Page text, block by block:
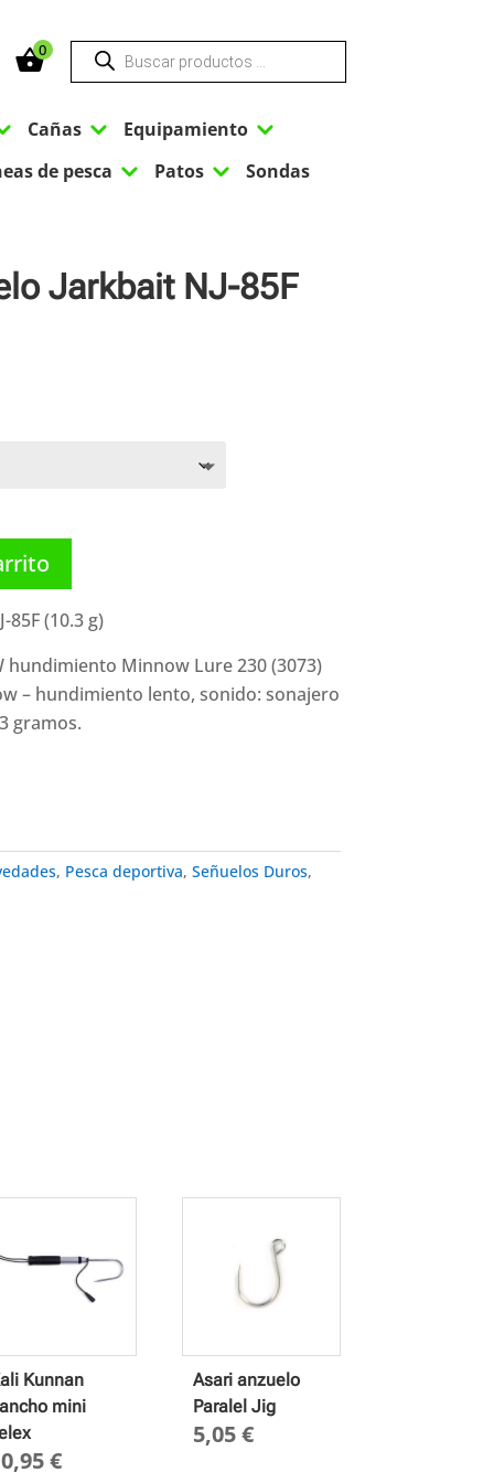
0 Búsqueda
productos
Cañas 3 Equipamiento 3
de pesca 3 Patos 3 Sondas
Jarkbait NJ-85F
85F (10.3 g)
hundimiento Minnow Lure 230 (3073)
– hundimiento lento, sonido: sonajero
gramos.
, Pesca deportiva, Señuelos Duros,
Kunnan
mini
€
Asari anzuelo
Paralel Jig
5,05€